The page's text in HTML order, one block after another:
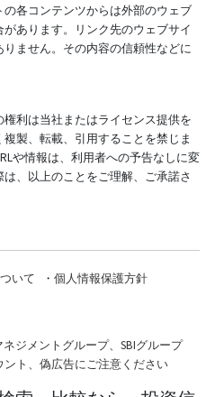
各コンテンツからは外部のウェブ
あります。リンク先のウェブサイ
ません。その内容の信頼性などに
利は当社またはライセンス提供を
製、転載、引用することを禁じま
や情報は、利用者への予告なしに変
、以上のことをご理解、ご承諾さ
いて ・ 個人情報保護方針
ジメントグループ、SBIグループ
ト、偽広告にご注意ください